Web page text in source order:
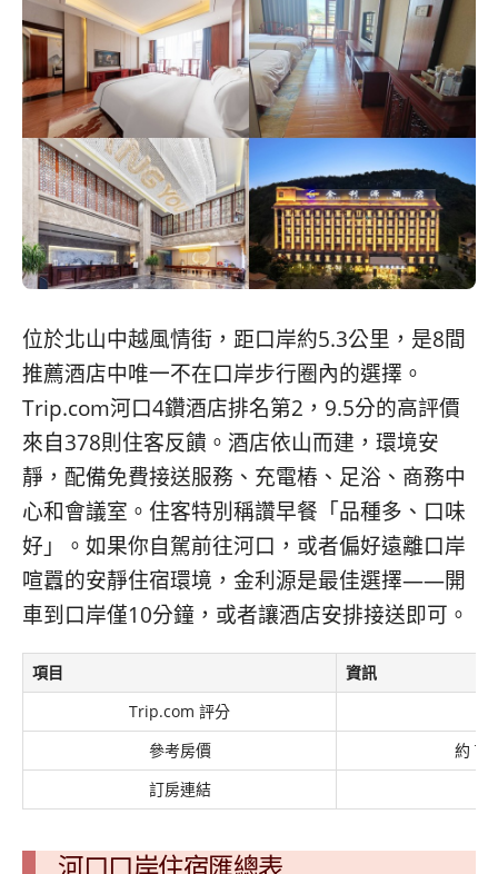
位於北山中越風情街，距口岸約5.3公里，是8間
推薦酒店中唯一不在口岸步行圈內的選擇。
Trip.com河口4鑽酒店排名第2，9.5分的高評價
來自378則住客反饋。酒店依山而建，環境安
靜，配備免費接送服務、充電樁、足浴、商務中
心和會議室。住客特別稱讚早餐「品種多、口味
好」。如果你自駕前往河口，或者偏好遠離口岸
喧囂的安靜住宿環境，金利源是最佳選擇——開
車到口岸僅10分鐘，或者讓酒店安排接送即可。
項目
資訊
Trip.com 評分
參考房價
約
訂房連結